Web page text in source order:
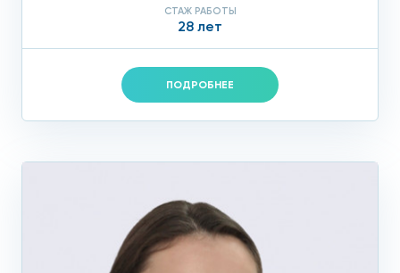
СТАЖ РАБОТЫ
28 лет
ПОДРОБНЕЕ